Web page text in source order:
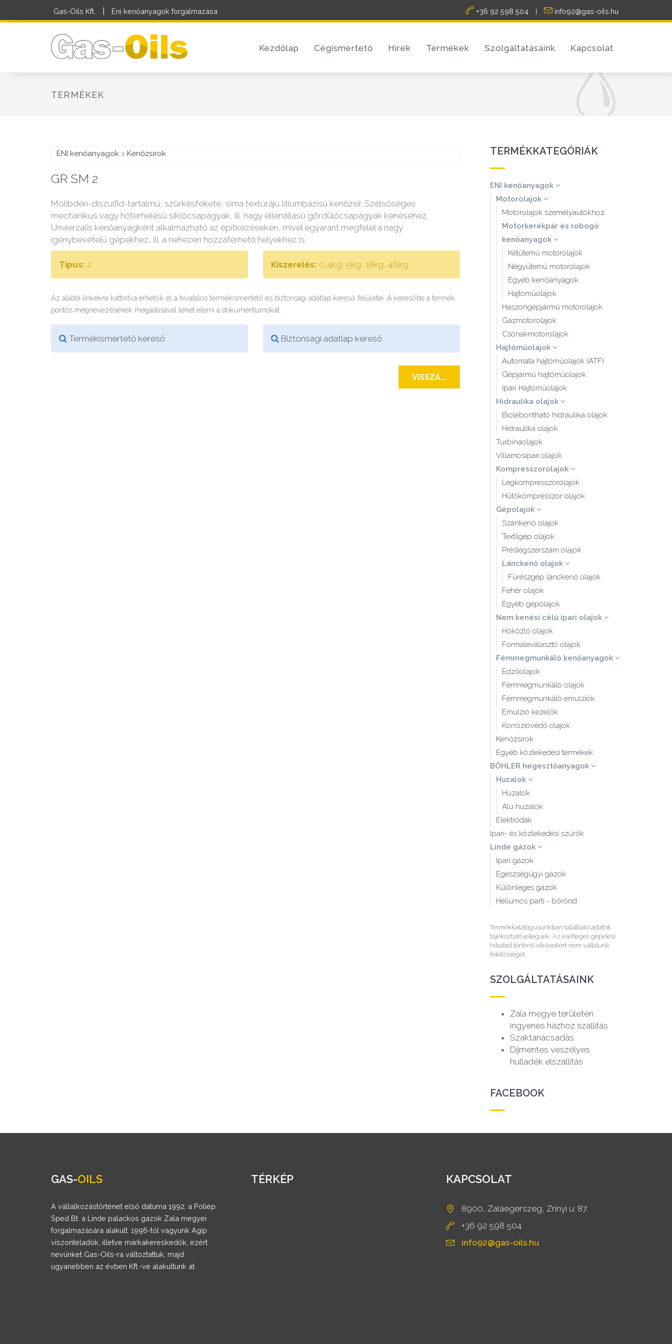
Gas-Oils Kft. Eni kenőanyagok forgalmazása +36 92 598 504 info92@gas-oils.hu
Kezdőlap Cégismertető Hírek Termékek Szolgáltatásaink Kapcsolat
TERMÉKEK
ENI kenőanyagok > Kenőzsírok
GR SM 2
Molibdén-diszulfid-tartalmú, szürkésfekete, sima textúrájú lítiumbázisú kenőzsír. Szélsőséges
mechanikus vagy hőterhelésű siklócsapágyak, ill. nagy ellenállású gördülőcsapágyak kenéséhez.
Unvierzális kenőanyagként alkalmazható az építkezéseken, mivel egyaránt megfelel a nagy
igénybevételű gépekhez, ill. a nehezen hozzáférhető helyekhez is.
Típus: 2 Kiszerelés: 0,4kg, 5kg, 18kg, 46kg,
Az alábbi linkekre kattintva érhetők el a hivatalos termékismertető és biztonsági adatlap kereső felületei. A keresőbe a termék
pontos megnevezésének megadásával lehet elérni a dokumentumokat.
Termékismertető kereső Biztonsági adatlap kereső
VISSZA...
TERMÉKKATEGÓRIÁK
ENI kenőanyagok
Motorolajok
Motorolajok személyautókhoz
Motorkerékpár és robogó
kenőanyagok
Kétütemű motorolajok
Négyütemű motorolajok
Egyéb kenőanyagok
Hajtóműolajok
Haszongépjármű motorolajok
Gázmotorolajok
Csónakmotorolajok
Hajtóműolajok
Automata hajtóműolajok (ATF)
Gépjármű hajtóműolajok
Ipari Hajtóműolajok
Hidraulika olajok
Biolebontható hidraulika olajok
Hidraulika olajok
Turbinaolajok
Villamosipari olajok
Kompresszorolajok
Légkompresszorolajok
Hűtőkompresszor olajok
Gépolajok
Szánkenő olajok
Textilgép olajok
Préslégszerszám olajok
Lánckenő olajok
Fűrészgép lánckenő olajok
Fehér olajok
Egyéb gépolajok
Nem kenési célú ipari olajok
Hőközlő olajok
Formaleválasztó olajok
Fémmegmunkáló kenőanyagok
Edzőolajok
Fémmegmunkáló olajok
Fémmegmunkáló emulziók
Emulzió kezelők
Korrózióvédő olajok
Kenőzsírok
Egyéb közlekedési termékek
BÖHLER hegesztőanyagok
Huzalok
Huzalok
Alu huzalok
Elektródák
Ipari- és közlekedési szűrők
Linde gázok
Ipari gázok
Egészségügyi gázok
Különleges gázok
Héliumos parti - bőrönd
Termékkatalógusunkban található adatok
tájékoztató jellegűek. Az esetleges gépelési
hibából történő elírásokért nem vállalunk
felelősséget.
SZOLGÁLTATÁSAINK
Zala megye területén
ingyenes házhoz szállítás
Szaktanácsadás
Díjmentes veszélyes
hulladék elszállítás
FACEBOOK
GAS-OILS
A vállalkozástörténet első dátuma 1992, a Poliép
Sped Bt. a Linde palackos gázok Zala megyei
forgalmazására alakult. 1996-tól vagyunk Agip
viszonteladók, illetve márkakereskedők, ezért
nevünket Gas-Oils-ra változtattuk, majd
ugyanebben az évben Kft.-vé alakultunk át.
TÉRKÉP KAPCSOLAT
8900, Zalaegerszeg, Zrínyi u. 87.
+36 92 598 504
info92@gas-oils.hu